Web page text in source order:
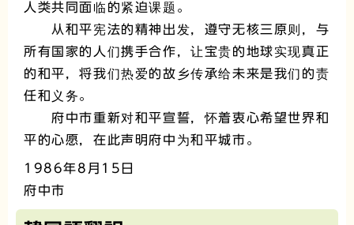
人类共同面临的紧迫课题。
从和平宪法的精神出发，遵守无核三原则，与
所有国家的人们携手合作，让宝贵的地球实现真正
的和平，将我们热爱的故乡传承给未来是我们的责
任和义务。
府中市重新对和平宣誓，怀着衷心希望世界和
平的心愿，在此声明府中为和平城市。
1986年8月15日
府中市